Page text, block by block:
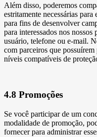
Além disso, poderemos
estritamente necessárias
para fins de desenvolver
para interessados nos
usuário, telefone ou e-mail.
com parceiros que
níveis compatíveis de
4.8 Promoções
Se você participar de um
modalidade de promoção,
fornecer para administrar